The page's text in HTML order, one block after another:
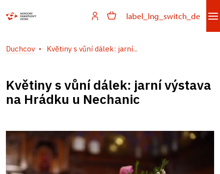
label_lng_switch_de
Duchcov Květiny s vůní dálek: jarní...
Květiny s vůní dálek: jarní výstava
na Hrádku u Nechanic